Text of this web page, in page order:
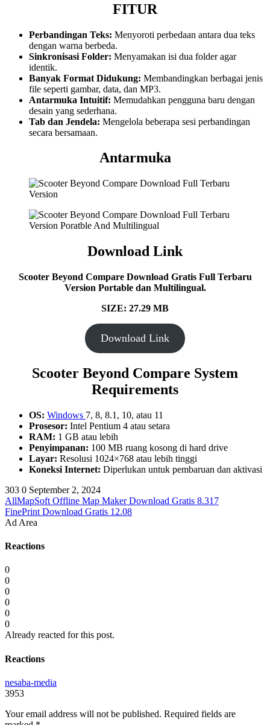
FITUR
Perbandingan Teks: Menyoroti perbedaan antara dua teks
dengan warna berbeda.
Sinkronisasi Folder: Menyamakan isi dua folder agar
identik.
Banyak Format Didukung: Membandingkan berbagai jenis
file seperti gambar, data, dan MP3.
Antarmuka Intuitif: Memudahkan pengguna baru dengan
desain yang sederhana.
Tab dan Jendela: Mengelola beberapa sesi perbandingan
secara bersamaan.
Antarmuka
Download Link
Scooter Beyond Compare Download Gratis Full Terbaru
Version Portable dan Multilingual.
SIZE: 27.29 MB
Download Link
Scooter Beyond Compare System
Requirements
OS: Windows 7, 8, 8.1, 10, atau 11
Prosesor: Intel Pentium 4 atau setara
RAM: 1 GB atau lebih
Penyimpanan: 100 MB ruang kosong di hard drive
Layar: Resolusi 1024×768 atau lebih tinggi
Koneksi Internet: Diperlukan untuk pembaruan dan aktivasi
303 0 September 2, 2024
AllMapSoft Offline Map Maker Download Gratis 8.317
FinePrint Download Gratis 12.08
Ad Area
Reactions
0
0
0
0
0
0
Already reacted for this post.
Reactions
nesaba-media
3953
Your email address will not be published. Required fields are